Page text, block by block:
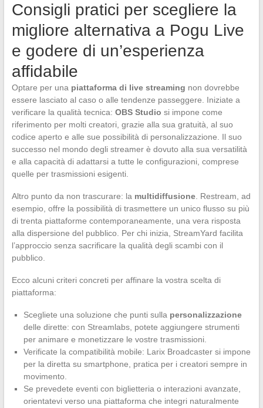
Consigli pratici per scegliere la
migliore alternativa a Pogu Live
e godere di un’esperienza
affidabile
Optare per una piattaforma di live streaming non dovrebbe
essere lasciato al caso o alle tendenze passeggere. Iniziate a
verificare la qualità tecnica: OBS Studio si impone come
riferimento per molti creatori, grazie alla sua gratuità, al suo
codice aperto e alle sue possibilità di personalizzazione. Il suo
successo nel mondo degli streamer è dovuto alla sua versatilità
e alla capacità di adattarsi a tutte le configurazioni, comprese
quelle per trasmissioni esigenti.
Altro punto da non trascurare: la multidiffusione. Restream, ad
esempio, offre la possibilità di trasmettere un unico flusso su più
di trenta piattaforme contemporaneamente, una vera risposta
alla dispersione del pubblico. Per chi inizia, StreamYard facilita
l’approccio senza sacrificare la qualità degli scambi con il
pubblico.
Ecco alcuni criteri concreti per affinare la vostra scelta di
piattaforma:
Scegliete una soluzione che punti sulla personalizzazione
delle dirette: con Streamlabs, potete aggiungere strumenti
per animare e monetizzare le vostre trasmissioni.
Verificate la compatibilità mobile: Larix Broadcaster si impone
per la diretta su smartphone, pratica per i creatori sempre in
movimento.
Se prevedete eventi con biglietteria o interazioni avanzate,
orientatevi verso una piattaforma che integri naturalmente